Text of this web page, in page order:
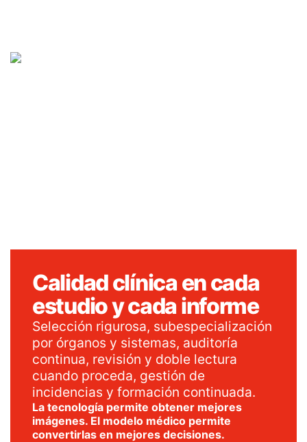
Calidad clínica en cada
estudio y cada informe
Selección rigurosa, subespecialización
por órganos y sistemas, auditoría
continua, revisión y doble lectura
cuando proceda, gestión de
incidencias y formación continuada.
La tecnología permite obtener mejores
imágenes. El modelo médico permite
convertirlas en mejores decisiones.